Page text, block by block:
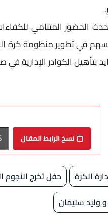
الحضور المتنامي
يسهم في تطوير منظومة كرة
بتأهيل الكوادر الإدارية في
نسخ الرابط المقال
الكرة حفل تخرج النجوم
وليد سليمان